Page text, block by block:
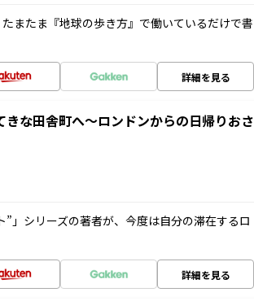
またま『地球の歩き方』で働いているだけで書
詳細を見る
な田舎町へ～ロンドンからの日帰りおさ
」シリーズの著者が、今度は自分の滞在するロ
詳細を見る